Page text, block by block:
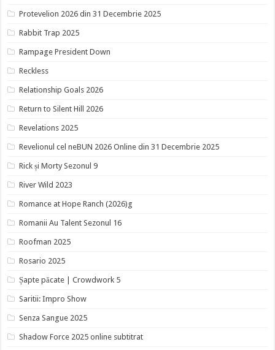
Protevelion 2026 din 31 Decembrie 2025
Rabbit Trap 2025
Rampage President Down
Reckless
Relationship Goals 2026
Return to Silent Hill 2026
Revelations 2025
Revelionul cel neBUN 2026 Online din 31 Decembrie 2025
Rick și Morty Sezonul 9
River Wild 2023
Romance at Hope Ranch (2026)g
Romanii Au Talent Sezonul 16
Roofman 2025
Rosario 2025
Șapte păcate | Crowdwork 5
Saritii: Impro Show
Senza Sangue 2025
Shadow Force 2025 online subtitrat